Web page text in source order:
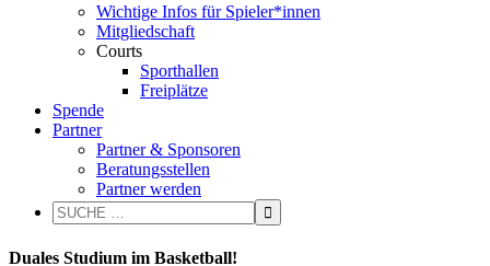
Wichtige Infos für Spieler*innen
Mitgliedschaft
Courts
Sporthallen
Freiplätze
Spende
Partner
Partner & Sponsoren
Beratungsstellen
Partner werden
Duales Studium im Basketball!